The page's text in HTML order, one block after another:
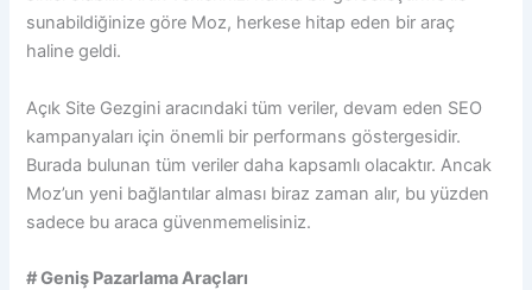
sunabildiğinize göre Moz, herkese hitap eden bir araç
haline geldi.
Açık Site Gezgini aracındaki tüm veriler, devam eden SEO
kampanyaları için önemli bir performans göstergesidir.
Burada bulunan tüm veriler daha kapsamlı olacaktır. Ancak
Moz’un yeni bağlantılar alması biraz zaman alır, bu yüzden
sadece bu araca güvenmemelisiniz.
# Geniş Pazarlama Araçları